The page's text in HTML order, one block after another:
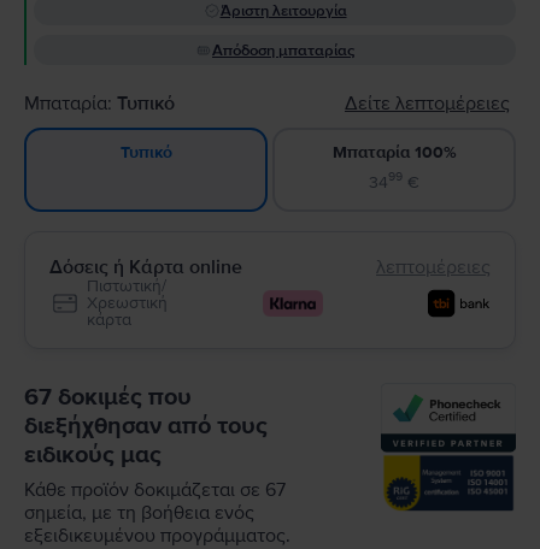
Άριστη λειτουργία
Απόδοση μπαταρίας
Μπαταρία: Τυπικό Δείτε λεπτομέρειες
Τυπικό
Μπαταρία 100%
3499 €
Δόσεις ή Κάρτα online λεπτομέρειες
Πιστωτική/
Χρεωστική
κάρτα
67 δοκιμές που
διεξήχθησαν από τους
ειδικούς μας
Κάθε προϊόν δοκιμάζεται σε 67
σημεία, με τη βοήθεια ενός
εξειδικευμένου προγράμματος.